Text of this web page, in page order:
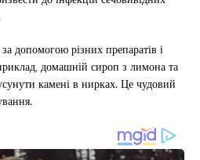
допомогою різних препаратів і
домашній сироп з лимона та
камені в нирках. Це чудовий